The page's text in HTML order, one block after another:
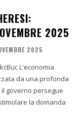
2025
2025
da una profonda
governo persegue
la domanda